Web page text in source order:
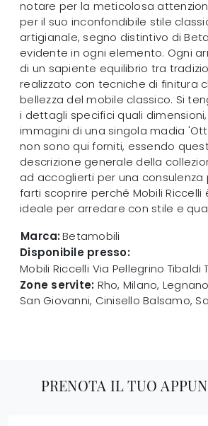
notare per la meticolosa
per il suo inconfondibile stile
artigianale, segno distintivo di
evidente in ogni elemento. Ogni
di un sapiente equilibrio tra
realizzato con tecniche di finitura
bellezza del mobile classico. Si
i dettagli specifici quali
immagini di una singola madia
non sono qui forniti, essendo
descrizione generale della
ad accoglierti per una consulenza
farti scoprire perché Mobili Riccelli
ideale per arredare con stile e
Marca:Betamobili
Disponibile presso:
Mobili Riccelli Via Pellegrino Tibaldi
Zone servite: Rho, Milano,
San Giovanni, Cinisello Balsamo,
PRENOTA IL TUO